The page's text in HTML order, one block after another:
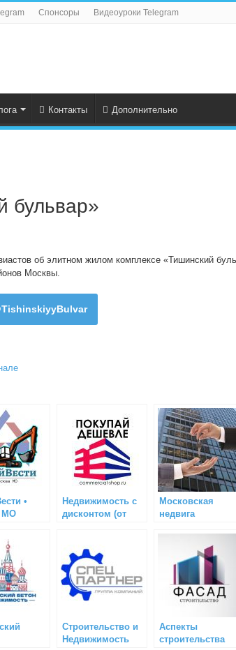
Спонсоры Видеоуроки Telegram
Контакты Дополнительно
бульвар»
об элитном жилом комплексе «Тишинский
Москвы.
•
МО
Недвижимость с
дисконтом (от
Московская
недвига
Строительство и
Недвижимость
Аспекты
строительства